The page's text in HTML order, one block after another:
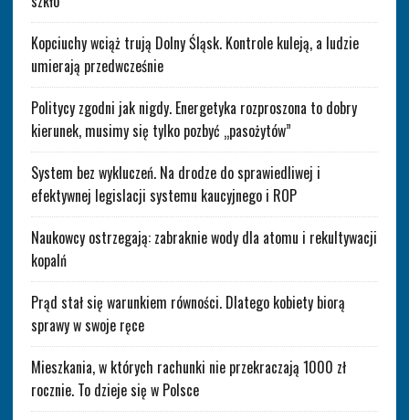
Kopciuchy wciąż trują Dolny Śląsk. Kontrole kuleją, a ludzie
umierają przedwcześnie
Politycy zgodni jak nigdy. Energetyka rozproszona to dobry
kierunek, musimy się tylko pozbyć „pasożytów”
System bez wykluczeń. Na drodze do sprawiedliwej i
efektywnej legislacji systemu kaucyjnego i ROP
Naukowcy ostrzegają: zabraknie wody dla atomu i rekultywacji
kopalń
Prąd stał się warunkiem równości. Dlatego kobiety biorą
sprawy w swoje ręce
Mieszkania, w których rachunki nie przekraczają 1000 zł
rocznie. To dzieje się w Polsce